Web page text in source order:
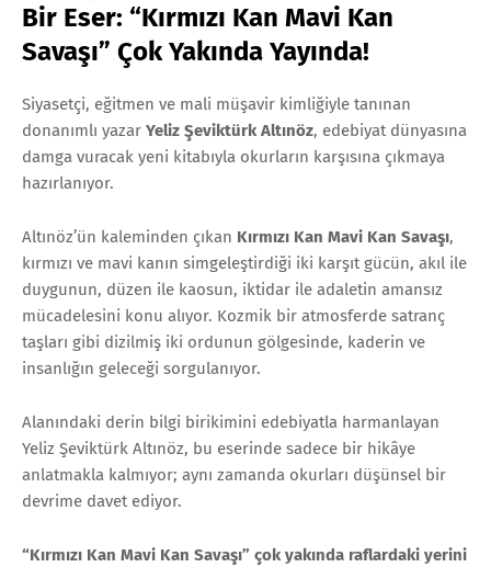
Bir Eser: “Kırmızı Kan Mavi Kan
Savaşı” Çok Yakında Yayında!
Siyasetçi, eğitmen ve mali müşavir kimliğiyle tanınan
donanımlı yazar Yeliz Şeviktürk Altınöz, edebiyat dünyasına
damga vuracak yeni kitabıyla okurların karşısına çıkmaya
hazırlanıyor.
Altınöz’ün kaleminden çıkan Kırmızı Kan Mavi Kan Savaşı,
kırmızı ve mavi kanın simgeleştirdiği iki karşıt gücün, akıl ile
duygunun, düzen ile kaosun, iktidar ile adaletin amansız
mücadelesini konu alıyor. Kozmik bir atmosferde satranç
taşları gibi dizilmiş iki ordunun gölgesinde, kaderin ve
insanlığın geleceği sorgulanıyor.
Alanındaki derin bilgi birikimini edebiyatla harmanlayan
Yeliz Şeviktürk Altınöz, bu eserinde sadece bir hikâye
anlatmakla kalmıyor; aynı zamanda okurları düşünsel bir
devrime davet ediyor.
“Kırmızı Kan Mavi Kan Savaşı” çok yakında raflardaki yerini